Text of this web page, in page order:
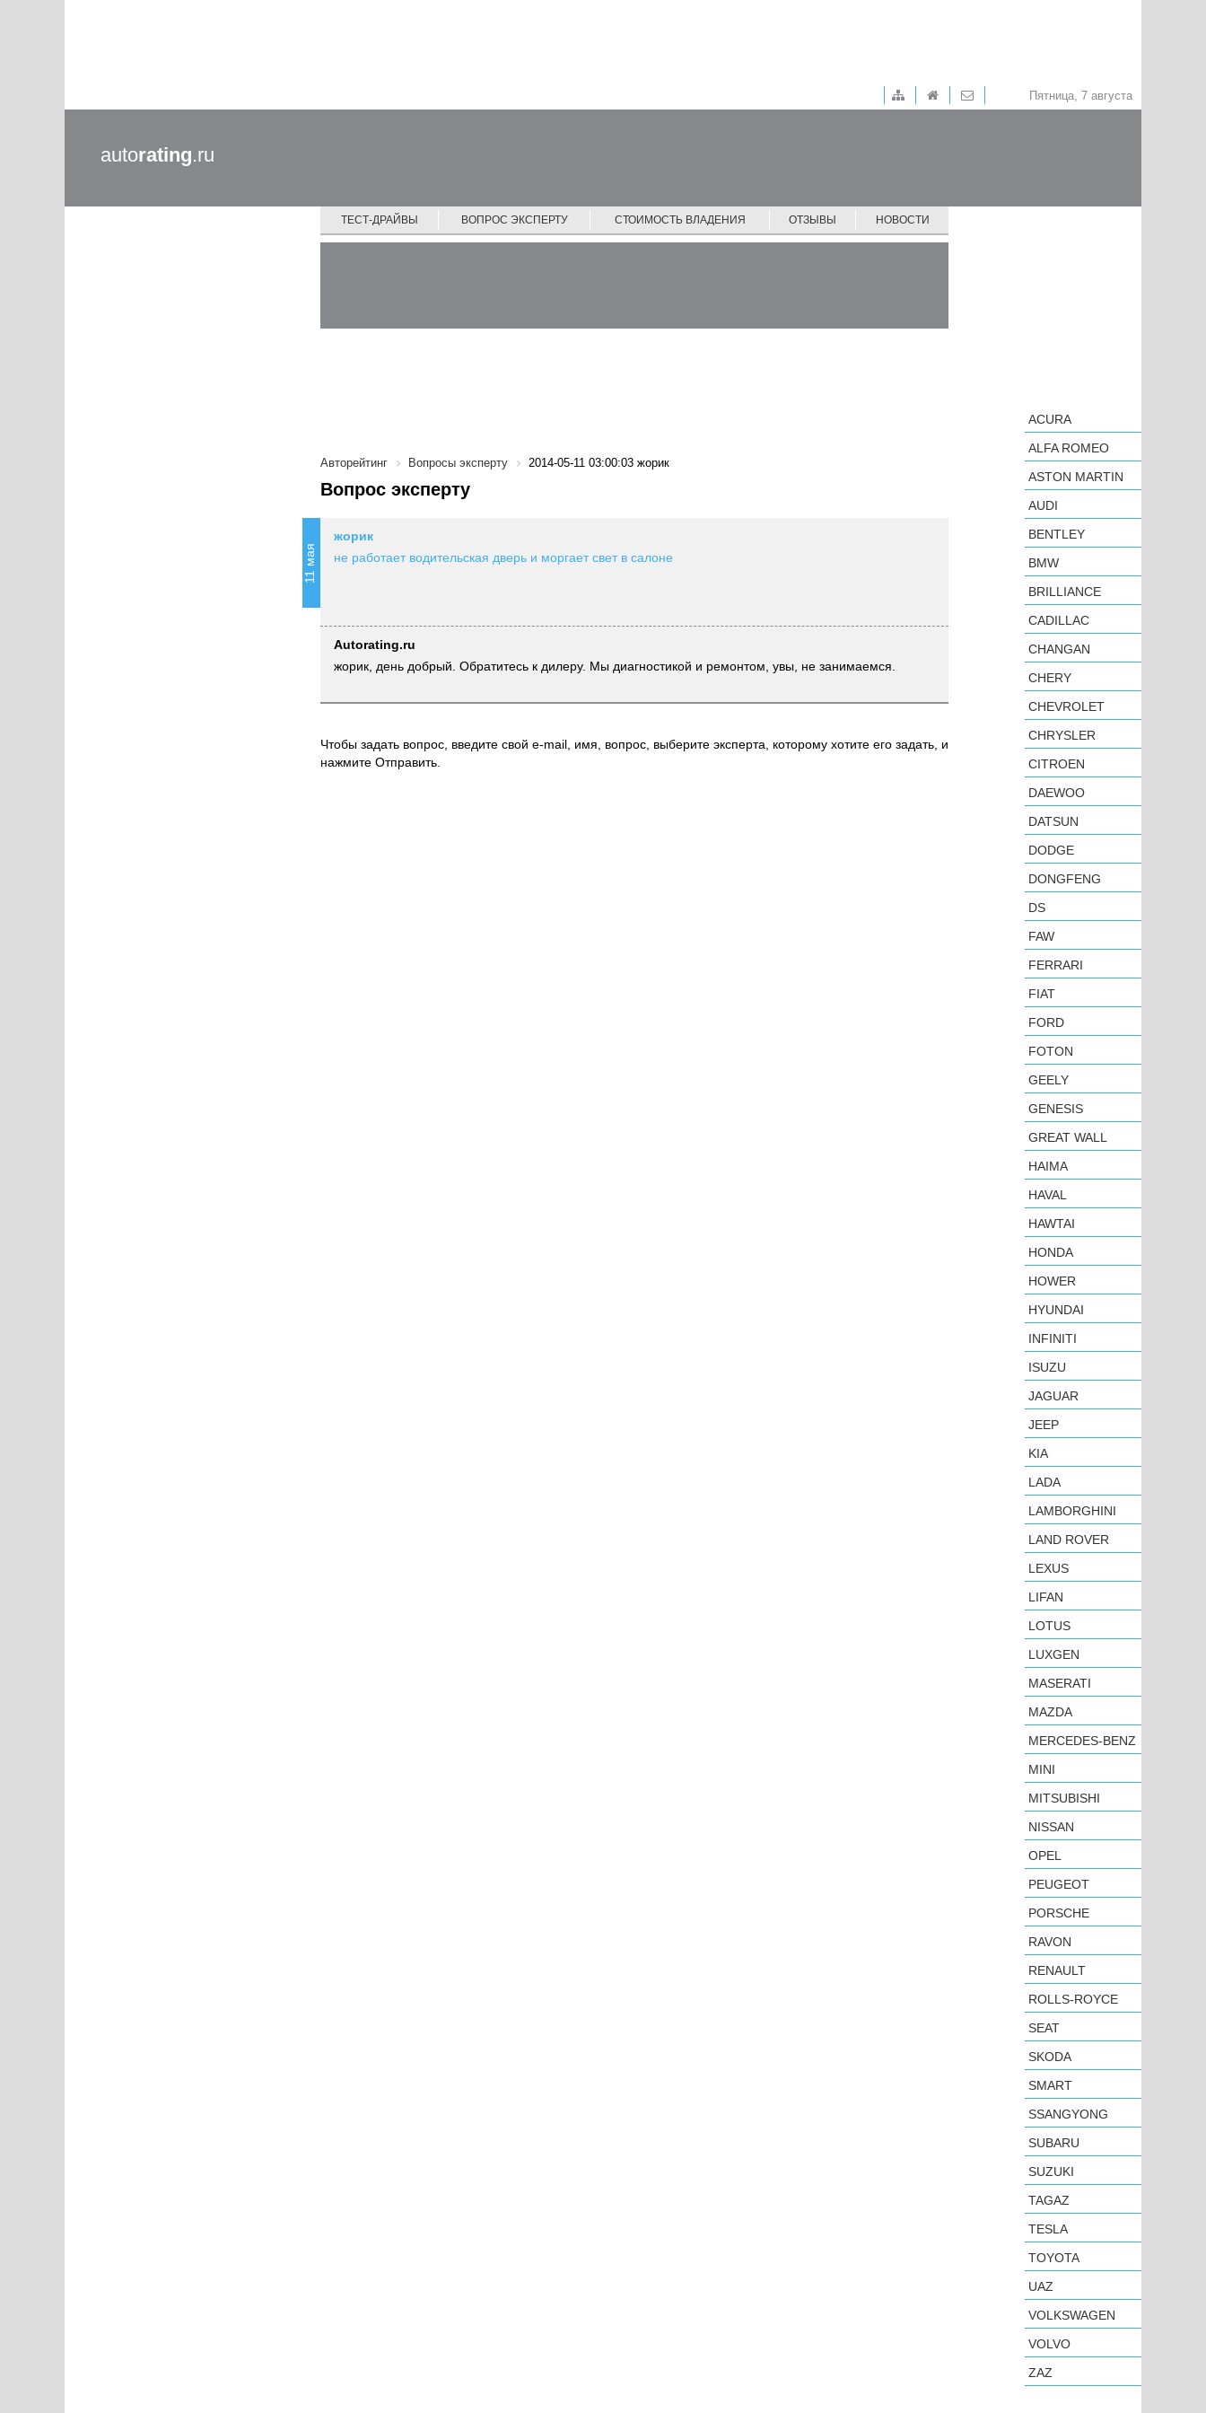
Пятница, 7 августа
autorating.ru
ТЕСТ-ДРАЙВЫ ВОПРОС ЭКСПЕРТУ СТОИМОСТЬ ВЛАДЕНИЯ ОТЗЫВЫ НОВОСТИ
Авторейтинг Вопросы эксперту 2014-05-11 03:00:03 жорик
Вопрос эксперту
11 мая
жорик
не работает водительская дверь и моргает свет в салоне
Autorating.ru
жорик, день добрый. Обратитесь к дилеру. Мы диагностикой и ремонтом, увы, не занимаемся.
Чтобы задать вопрос, введите свой e-mail, имя, вопрос, выберите эксперта, которому хотите его задать, и
нажмите Отправить.
ACURA
ALFA ROMEO
ASTON MARTIN
AUDI
BENTLEY
BMW
BRILLIANCE
CADILLAC
CHANGAN
CHERY
CHEVROLET
CHRYSLER
CITROEN
DAEWOO
DATSUN
DODGE
DONGFENG
DS
FAW
FERRARI
FIAT
FORD
FOTON
GEELY
GENESIS
GREAT WALL
HAIMA
HAVAL
HAWTAI
HONDA
HOWER
HYUNDAI
INFINITI
ISUZU
JAGUAR
JEEP
KIA
LADA
LAMBORGHINI
LAND ROVER
LEXUS
LIFAN
LOTUS
LUXGEN
MASERATI
MAZDA
MERCEDES-BENZ
MINI
MITSUBISHI
NISSAN
OPEL
PEUGEOT
PORSCHE
RAVON
RENAULT
ROLLS-ROYCE
SEAT
SKODA
SMART
SSANGYONG
SUBARU
SUZUKI
TAGAZ
TESLA
TOYOTA
UAZ
VOLKSWAGEN
VOLVO
ZAZ